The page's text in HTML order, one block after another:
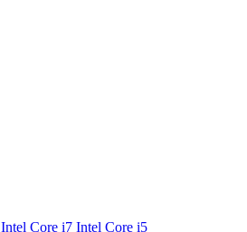
Intel Core i7 Intel Core i5